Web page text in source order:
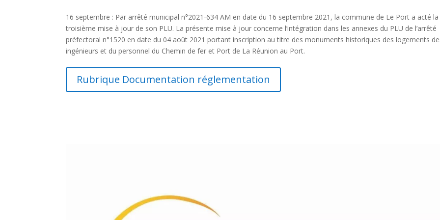
16 septembre : Par arrêté municipal n°2021-634 AM en date du 16 septembre 2021, la commune de Le Port a acté la
troisième mise à jour de son PLU. La présente mise à jour concerne l’intégration dans les annexes du PLU de l’arrêté
préfectoral n°1520 en date du 04 août 2021 portant inscription au titre des monuments historiques des logements
ingénieurs et du personnel du Chemin de fer et Port de La Réunion au Port.
Rubrique Documentation réglementation